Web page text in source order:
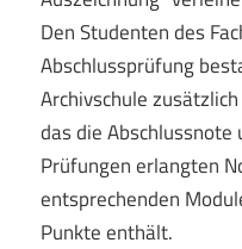
Den Studenten des
Abschlussprüfung
Archivschule
das die Abschlussnote
Prüfungen erlangten
entsprechenden
Punkte enthält.